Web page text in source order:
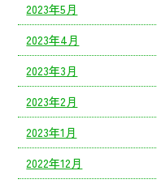
2023年5月
2023年4月
2023年3月
2023年2月
2023年1月
2022年12月